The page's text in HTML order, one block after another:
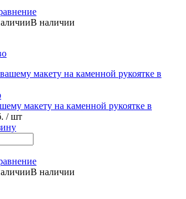
В наличии
макету на каменной рукоятке в
/ шт
В наличии